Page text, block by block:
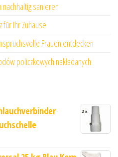
sanieren
für Ihr Zuhause
Frauen entdecken
policzkowych nakładanych